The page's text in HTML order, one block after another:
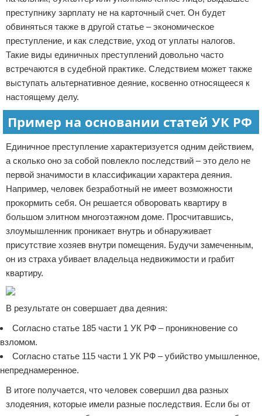
преступнику зарплату не на карточный счет. Он будет
обвиняться также в другой статье – экономическое
преступление, и как следствие, уход от уплаты налогов.
Такие виды единичных преступлений довольно часто
встречаются в судебной практике. Следствием может также
выступать альтернативное деяние, косвенно относящееся к
настоящему делу.
Пример на основании статей УК РФ
Единичное преступление характеризуется одним действием,
а сколько оно за собой повлекло последствий – это дело не
первой значимости в классификации характера деяния.
Например, человек безработный не имеет возможности
прокормить себя. Он решается обворовать квартиру в
большом элитном многоэтажном доме. Просчитавшись,
злоумышленник проникает внутрь и обнаруживает
присутствие хозяев внутри помещения. Будучи замеченным,
он из страха убивает владельца недвижимости и грабит
квартиру.
В результате он совершает два деяния:
Согласно статье 185 части 1 УК РФ – проникновение со
взломом.
Согласно статье 115 части 1 УК РФ – убийство умышленное,
непреднамеренное.
В итоге получается, что человек совершил два разных
злодеяния, которые имели разные последствия. Если бы от